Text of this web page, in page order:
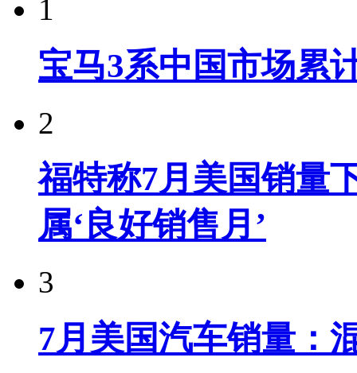
1
宝马3系中国市场累
2
福特称7月美国销量
属‘良好销售月’
3
7月美国汽车销量：